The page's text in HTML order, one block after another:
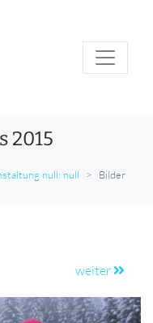
2015
null: null Bilder
weiter